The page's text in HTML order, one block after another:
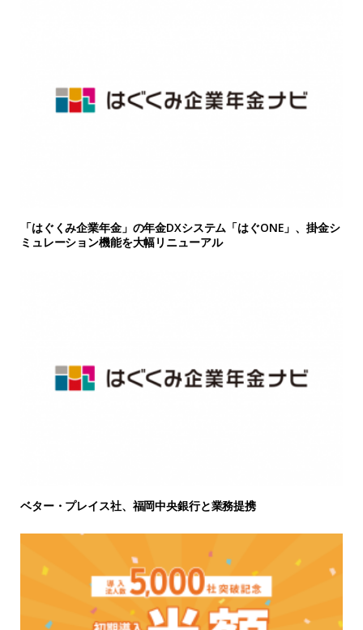
「はぐくみ企業年金」の年金DXシステム「はぐONE」、掛金シ
ミュレーション機能を大幅リニューアル
ベター・プレイス社、福岡中央銀行と業務提携